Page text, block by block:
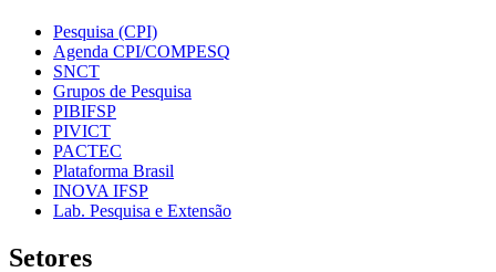
Pesquisa (CPI)
Agenda CPI/COMPESQ
SNCT
Grupos de Pesquisa
PIBIFSP
PIVICT
PACTEC
Plataforma Brasil
INOVA IFSP
Lab. Pesquisa e Extensão
Setores